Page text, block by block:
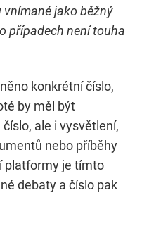
jako běžný
případech není touha
konkrétní číslo,
by měl být
ale i vysvětlení,
nebo příběhy
platformy je tímto
debaty a číslo pak